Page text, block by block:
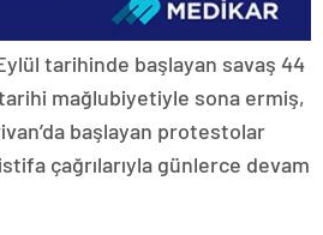
tarihinde başlayan savaş 44
mağlubiyetiyle sona ermiş,
başlayan protestolar
çağrılarıyla günlerce devam